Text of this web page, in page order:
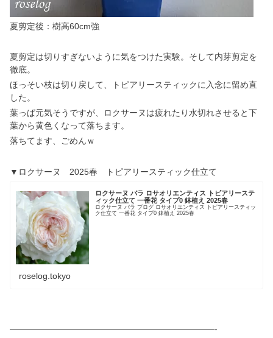
夏剪定後：樹高60cm強
夏剪定は切りすぎないように気をつけた実験。そして内芽剪定を
徹底。
ほっそい枝は切り戻して、トピアリースティックに入念に留め直
した。
葉っぱ元気そうですが、ロクサーヌは疲れたり水切れさせると下
葉から黄色くなって落ちます。
落ちてます、ごめんｗ
▼ロクサーヌ 2025春 トピアリースティック仕立て
ロクサーヌ バラ ロサオリエンティス トピアリーステ
ィック仕立て 一番花 タイプ0 鉢植え 2025春
ロクサーヌ バラ ブログ ロサオリエンティス トピアリースティッ
ク仕立て 一番花 タイプ0 鉢植え 2025春
roselog.tokyo
————————————————————————-